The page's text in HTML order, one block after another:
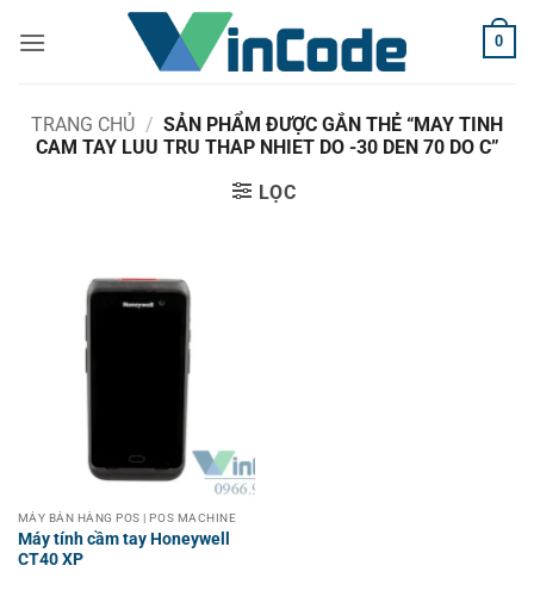
qua
0
TRANG CHỦ / SẢN PHẨM ĐƯỢC GẮN THẺ “MAY TINH
CAM TAY LUU TRU THAP NHIET DO -30 DEN 70 DO C”
LỌC
MÁY BÁN HÀNG POS | POS MACHINE
Máy tính cầm tay Honeywell
CT40 XP